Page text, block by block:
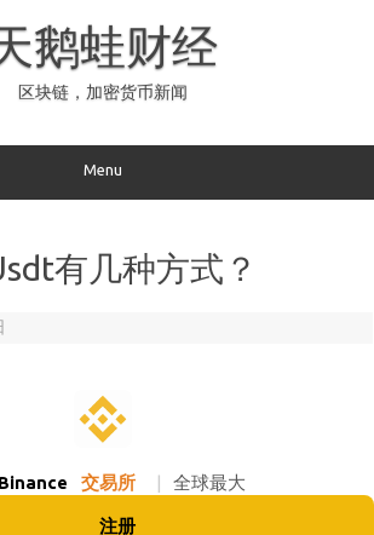
鹅蛙财经
区块链，加密货币新闻
Menu
有几种方式？
交易所 | 全球最大
注册